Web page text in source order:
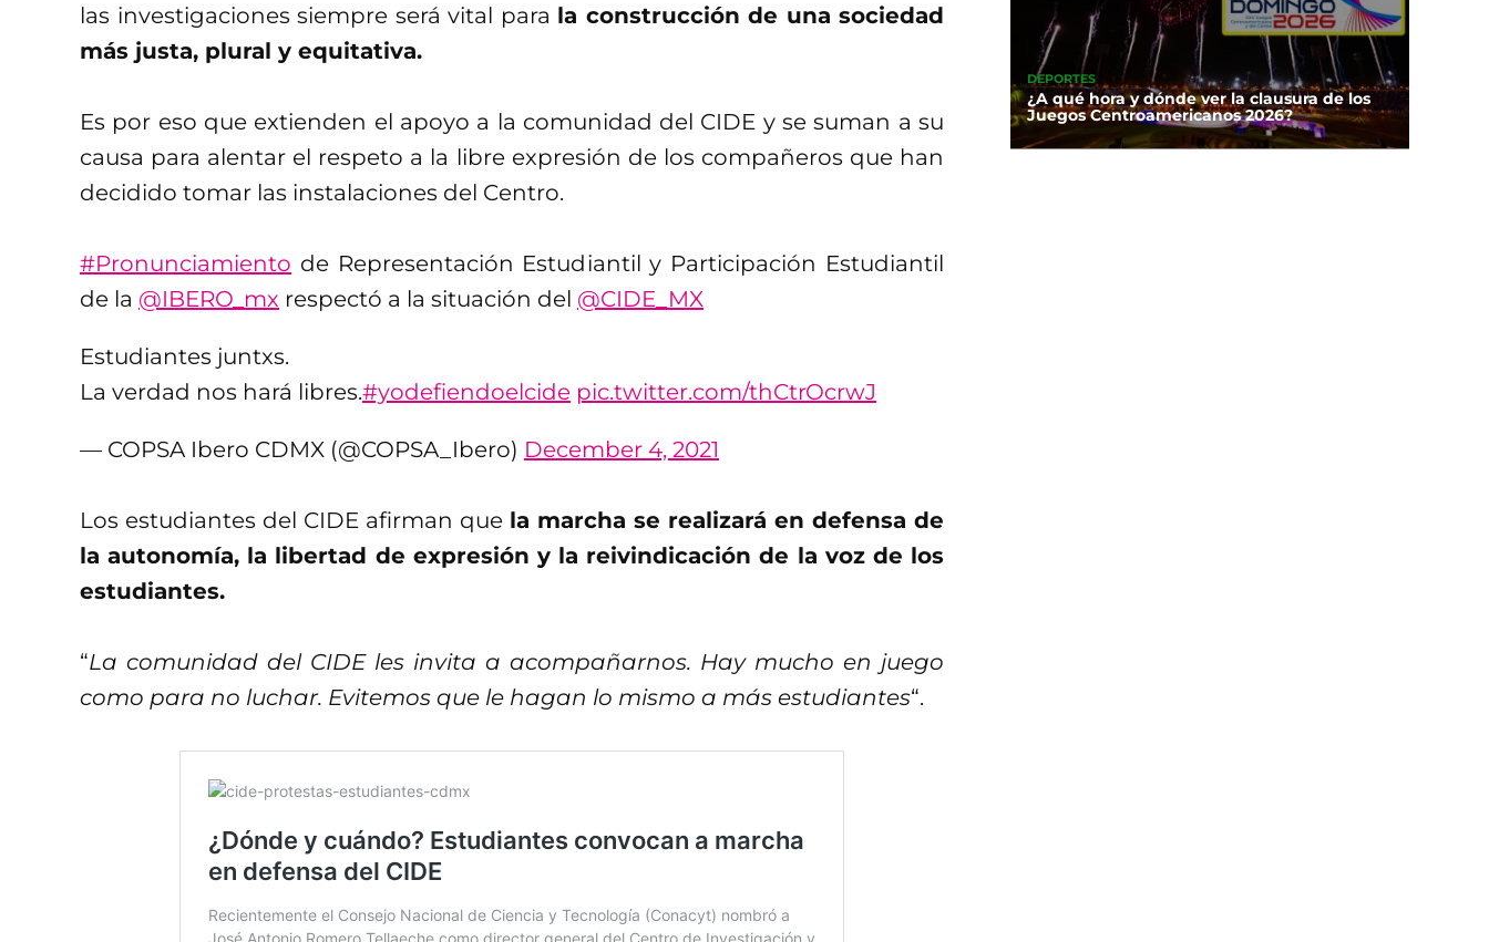
las investigaciones siempre será vital para la construcción de una sociedad
más justa, plural y equitativa.
Es por eso que extienden el apoyo a la comunidad del CIDE y se suman a su
causa para alentar el respeto a la libre expresión de los compañeros que han
decidido tomar las instalaciones del Centro.
#Pronunciamiento de Representación Estudiantil y Participación Estudiantil
de la @IBERO_mx respectó a la situación del @CIDE_MX
Estudiantes juntxs.
La verdad nos hará libres.#yodefiendoelcide pic.twitter.com/thCtrOcrwJ
— COPSA Ibero CDMX (@COPSA_Ibero) December 4, 2021
Los estudiantes del CIDE afirman que la marcha se realizará en defensa de
la autonomía, la libertad de expresión y la reivindicación de la voz de los
estudiantes.
“La comunidad del CIDE les invita a acompañarnos. Hay mucho en juego
como para no luchar. Evitemos que le hagan lo mismo a más estudiantes“.
DEPORTES
¿A qué hora y dónde ver la clausura de los
Juegos Centroamericanos 2026?